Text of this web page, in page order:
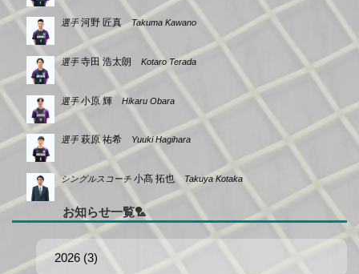
選手河野 匠真Takuma Kawano
選手 寺田 浩太朗 Kotaro Terada
選手 小原 輝 Hikaru Obara
選手 萩原 祐希 Yuuki Hagihara
シングルスコーチ 小髙 拓也 Takuya Kotaka
お知らせ一覧
2026 (3)